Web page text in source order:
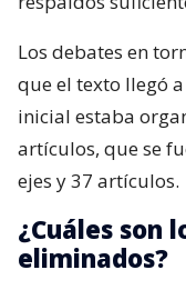
Los debates en
que el texto llegó
inicial estaba
artículos, que se
ejes y 37 artículos.
¿Cuáles son
eliminados?